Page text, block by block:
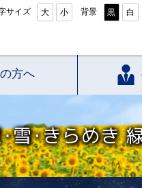
サイズ 大 小 背景 黒 白
方へ
星・雪・きらめき 緑